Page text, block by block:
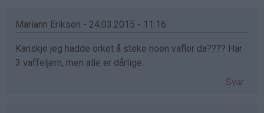
Mariann Eriksen - 24.03.2015 - 11:16
Kanskje jeg hadde orket å steke noen vafler da???? Har
3 vaffeljern, men alle er dårlige.
Svar